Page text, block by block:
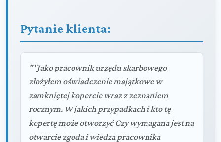
Pytanie klienta:
""Jako pracownik urzędu skarbowego
złożyłem oświadczenie majątkowe w
zamkniętej kopercie wraz z zeznaniem
rocznym. W jakich przypadkach i kto tę
kopertę może otworzyć Czy wymagana jest na
otwarcie zgoda i wiedza pracownika